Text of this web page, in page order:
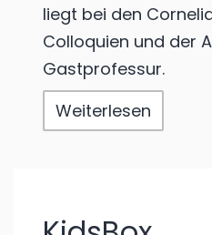
liegt bei den
Colloquien und der
Gastprofessur.
Weiterlesen